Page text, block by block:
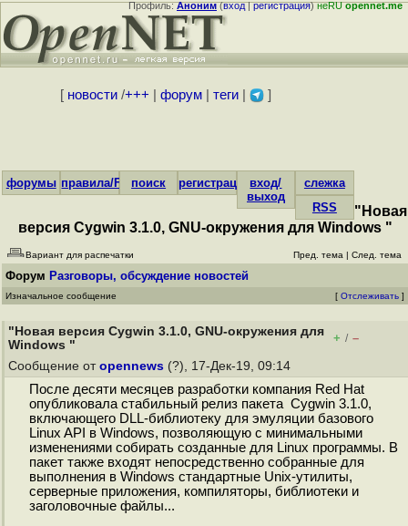
Профиль:Аноним(вход|регистрация)неRUopennet.me
[ новости/+++ форум| теги| ]
форумы правила/FAQпоиск регистрациявход/
выход
слежка
RSS
"Новая
версия Cygwin 3.1.0, GNU-окружения для Windows "
Вариант для распечатки Пред. тема | След. тема
Форум Разговоры, обсуждение новостей
Изначальное сообщение [ Отслеживать ]
"Новая версия Cygwin 3.1.0, GNU-окружения для
Windows "
+ / –
Сообщение от opennews (?), 17-Дек-19, 09:14
После десяти месяцев разработки компания Red Hat
опубликовала стабильный релиз пакета Cygwin 3.1.0,
включающего DLL-библиотеку для эмуляции базового
Linux API в Windows, позволяющую с минимальными
изменениями собирать созданные для Linux программы. В
пакет также входят непосредственно собранные для
выполнения в Windows стандартные Unix-утилиты,
серверные приложения, компиляторы, библиотеки и
заголовочные файлы...